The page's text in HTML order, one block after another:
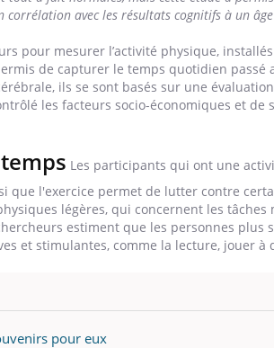
avec les résultats cognitifs à un
pour mesurer l’activité physique,
de capturer le temps quotidien passé
ils se sont basés sur une
les facteurs socio-économiques et de
Les participants qui ont une
que l'exercice permet de lutter contre
légères, qui concernent les tâches
estiment que les personnes
et stimulantes, comme la lecture, jouer à
pour eux